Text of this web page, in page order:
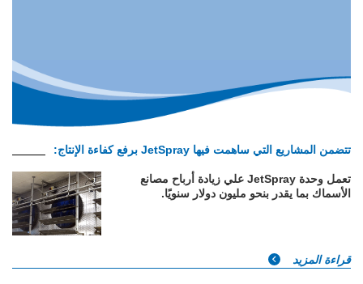
تتضمن المشاريع التي ساهمت فيها JetSpray برفع كفاءة الإنتاج:
تعمل وحدة JetSpray علي زيادة أرباح مصانع
الأسماك بما يقدر بنحو مليون دولار سنويًا.
قراءة المزيد